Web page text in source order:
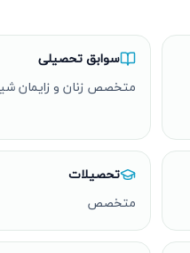
سوابق تحصیلی
متخصص زنان و زایمان
تحصیلات
متخصص